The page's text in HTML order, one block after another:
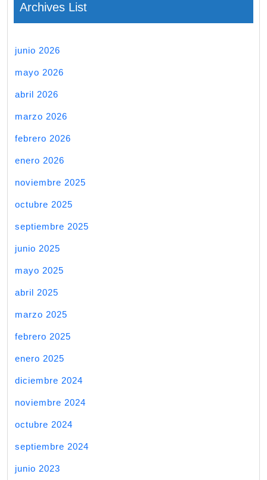
Archives List
junio 2026
mayo 2026
abril 2026
marzo 2026
febrero 2026
enero 2026
noviembre 2025
octubre 2025
septiembre 2025
junio 2025
mayo 2025
abril 2025
marzo 2025
febrero 2025
enero 2025
diciembre 2024
noviembre 2024
octubre 2024
septiembre 2024
junio 2023